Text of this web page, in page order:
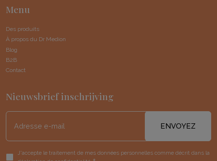
Menu
Des produits
À propos du Dr Medion
Blog
B2B
Contact
Nieuwsbrief inschrijving
Adresse
Autorisation
J'accepte le traitement de mes données personnelles comme décrit dans la